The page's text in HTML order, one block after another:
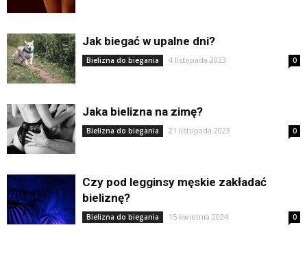
Jak biegać w upalne dni?
Bielizna do biegania 4 listopada 2023 0
Jaka bielizna na zimę?
Bielizna do biegania 21 listopada 2023 0
Czy pod legginsy męskie zakładać
bieliznę?
Bielizna do biegania 15 kwietnia 2024 0